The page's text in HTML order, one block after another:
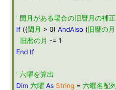
' 閏月がある場合の旧暦月の補正
If ((閏月 > 0) AndAlso ( 旧暦の月
旧暦の月 -= 1
End If
' 六曜を算出
Dim 六曜 As String = 六曜名配列